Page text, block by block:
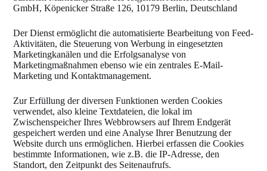
GmbH, Köpenicker Straße 126, 10179 Berlin, Deutschland
Der Dienst ermöglicht die automatisierte Bearbeitung von Feed-
Aktivitäten, die Steuerung von Werbung in eingesetzten
Marketingkanälen und die Erfolgsanalyse von
Marketingmaßnahmen ebenso wie ein zentrales E-Mail-
Marketing und Kontaktmanagement.
Zur Erfüllung der diversen Funktionen werden Cookies
verwendet, also kleine Textdateien, die lokal im
Zwischenspeicher Ihres Webbrowsers auf Ihrem Endgerät
gespeichert werden und eine Analyse Ihrer Benutzung der
Website durch uns ermöglichen. Hierbei erfassen die Cookies
bestimmte Informationen, wie z.B. die IP-Adresse, den
Standort, den Zeitpunkt des Seitenaufrufs.